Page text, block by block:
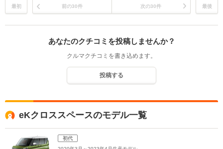
最初 前の30件 次の30件 最後
あなたのクチコミを投稿しませんか？
クルマクチコミを書き込めます。
投稿する
eKクロススペースのモデル一覧
初代